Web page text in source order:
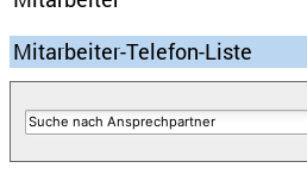
Mitarbeiter-Telefon-Liste